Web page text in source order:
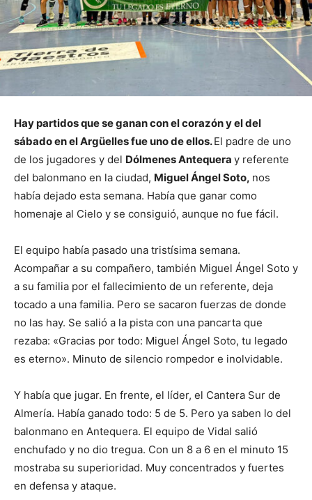
Hay partidos que se ganan con el corazón y el del
sábado en el Argüelles fue uno de ellos.El padre de uno
de los jugadores y del Dólmenes Antequera y referente
del balonmano en la ciudad, Miguel Ángel Soto, nos
había dejado esta semana. Había que ganar como
homenaje al Cielo y se consiguió, aunque no fue fácil.
El equipo había pasado una tristísima semana.
Acompañar a su compañero, también Miguel Ángel Soto y
a su familia por el fallecimiento de un referente, deja
tocado a una familia. Pero se sacaron fuerzas de donde
no las hay. Se salió a la pista con una pancarta que
rezaba: «Gracias por todo: Miguel Ángel Soto, tu legado
es eterno». Minuto de silencio rompedor e inolvidable.
Y había que jugar. En frente, el líder, el Cantera Sur de
Almería. Había ganado todo: 5 de 5. Pero ya saben lo del
balonmano en Antequera. El equipo de Vidal salió
enchufado y no dio tregua. Con un 8 a 6 en el minuto 15
mostraba su superioridad. Muy concentrados y fuertes
en defensa y ataque.